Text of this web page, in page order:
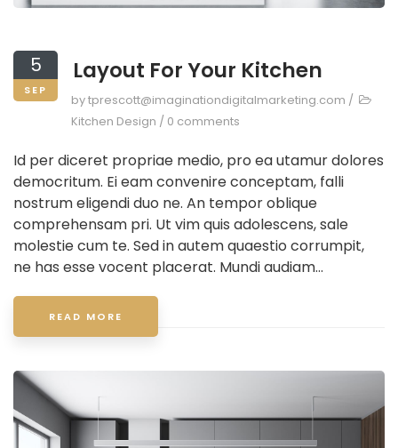
5
SEP
Layout For Your Kitchen
bytprescott@imaginationdigitalmarketing.com /
Kitchen Design / 0 comments
Id per diceret propriae medio, pro ea utamur dolores
democritum. Ei eam convenire conceptam, falli
nostrum eligendi duo ne. An tempor oblique
comprehensam pri. Ut vim quis adolescens, sale
molestie cum te. Sed in autem quaestio corrumpit,
ne has esse vocent placerat. Mundi audiam...
READ MORE